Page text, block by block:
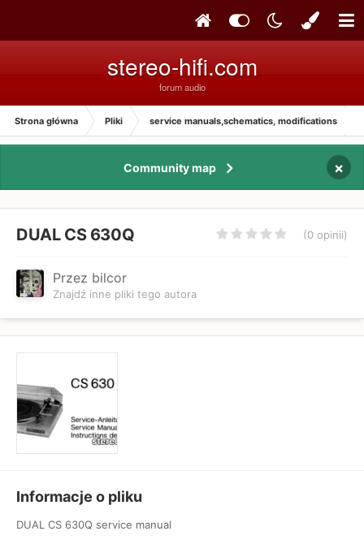
stereo-hifi.com
forum audio
Strona główna Pliki service manuals,schematics, modifications
Community map ×
DUAL CS 630Q (0 opinii)
Przez bilcor
Znajdź inne pliki tego autora
Informacje o pliku
DUAL CS 630Q service manual